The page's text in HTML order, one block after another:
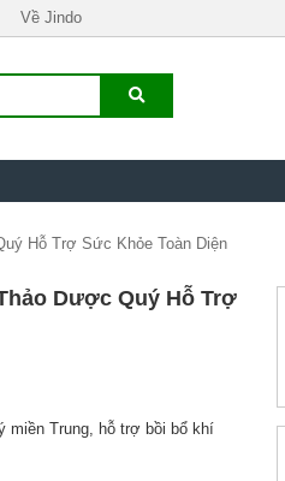
Về Jindo
Hỗ Trợ Sức Khỏe Toàn Diện
Dược Quý Hỗ Trợ
miền Trung, hỗ trợ bồi bổ khí